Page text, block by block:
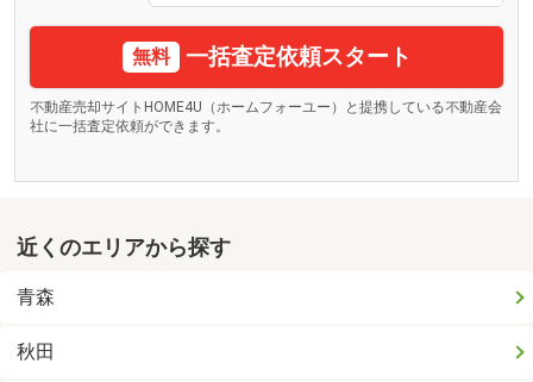
無料 一括査定依頼スタート
不動産売却サイトHOME4U（ホームフォーユー）と提携している不動産会
社に一括査定依頼ができます。
近くのエリアから探す
青森
秋田